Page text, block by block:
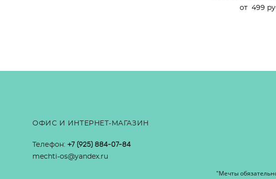
от 499
ОФИС И ИНТЕРНЕТ-МАГАЗИН
Телефон: +7 (925) 884-07-84
mechti-os@yandex.ru
"Мечты